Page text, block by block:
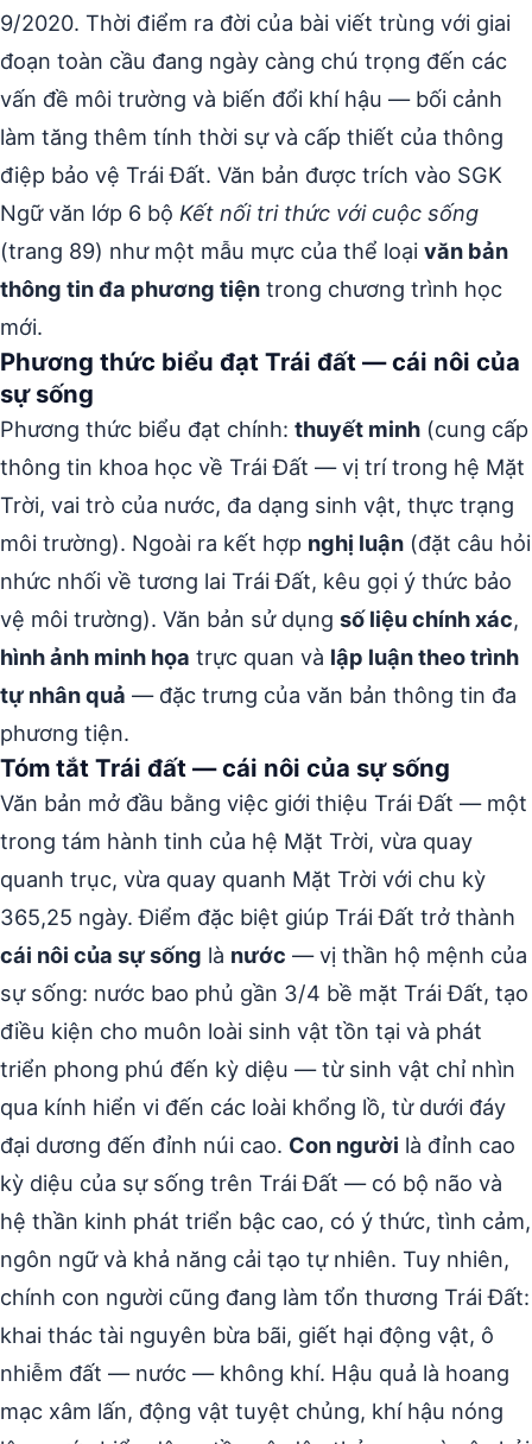
9/2020. Thời điểm ra đời của bài viết trùng với giai
đoạn toàn cầu đang ngày càng chú trọng đến các
vấn đề môi trường và biến đổi khí hậu — bối cảnh
làm tăng thêm tính thời sự và cấp thiết của thông
điệp bảo vệ Trái Đất. Văn bản được trích vào SGK
Ngữ văn lớp 6 bộ Kết nối tri thức với cuộc sống
(trang 89) như một mẫu mực của thể loại văn bản
thông tin đa phương tiện trong chương trình học
mới.
Phương thức biểu đạt Trái đất — cái nôi của
sự sống
Phương thức biểu đạt chính: thuyết minh (cung cấp
thông tin khoa học về Trái Đất — vị trí trong hệ Mặt
Trời, vai trò của nước, đa dạng sinh vật, thực trạng
môi trường). Ngoài ra kết hợp nghị luận (đặt câu hỏi
nhức nhối về tương lai Trái Đất, kêu gọi ý thức bảo
vệ môi trường). Văn bản sử dụng số liệu chính xác,
hình ảnh minh họa trực quan và lập luận theo trình
tự nhân quả — đặc trưng của văn bản thông tin đa
phương tiện.
Tóm tắt Trái đất — cái nôi của sự sống
Văn bản mở đầu bằng việc giới thiệu Trái Đất — một
trong tám hành tinh của hệ Mặt Trời, vừa quay
quanh trục, vừa quay quanh Mặt Trời với chu kỳ
365,25 ngày. Điểm đặc biệt giúp Trái Đất trở thành
cái nôi của sự sống là nước — vị thần hộ mệnh của
sự sống: nước bao phủ gần 3/4 bề mặt Trái Đất, tạo
điều kiện cho muôn loài sinh vật tồn tại và phát
triển phong phú đến kỳ diệu — từ sinh vật chỉ nhìn
qua kính hiển vi đến các loài khổng lồ, từ dưới đáy
đại dương đến đỉnh núi cao. Con người là đỉnh cao
kỳ diệu của sự sống trên Trái Đất — có bộ não và
hệ thần kinh phát triển bậc cao, có ý thức, tình cảm,
ngôn ngữ và khả năng cải tạo tự nhiên. Tuy nhiên,
chính con người cũng đang làm tổn thương Trái Đất:
khai thác tài nguyên bừa bãi, giết hại động vật, ô
nhiễm đất — nước — không khí. Hậu quả là hoang
mạc xâm lấn, động vật tuyệt chủng, khí hậu nóng